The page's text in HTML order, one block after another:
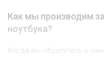
Как мы производим
ноутбука?
Когда вы обратитесь к